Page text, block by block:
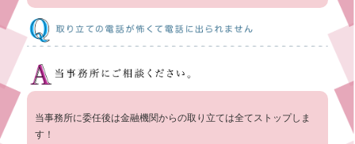
当事務所に委任後は金融機関からの取り立ては全てストップしま
す！